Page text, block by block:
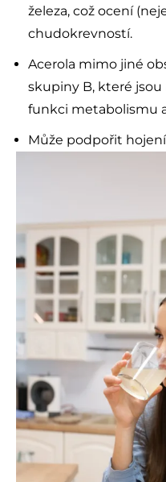
železa, což ocení
chudokrevností.
Acerola mimo jiné
skupiny B, které
funkci metabolismu
Může podpořit hojení